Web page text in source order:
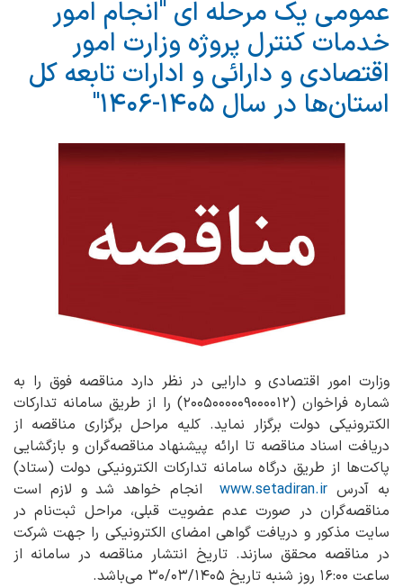
عمومی یک مرحله ای "انجام امور
خدمات کنترل پروژه وزارت امور
اقتصادی و دارائی و ادارات تابعه کل
استان‌ها در سال ۱۴۰۵-۱۴۰۶"
وزارت امور اقتصادی و دارایی در نظر دارد مناقصه فوق را به
شماره فراخوان (۲۰۰۵۰۰۰۰۰۹۰۰۰۰۱۲) را از طریق سامانه تدارکات
الکترونیکی دولت برگزار نماید. کلیه مراحل برگزاری مناقصه از
دریافت اسناد مناقصه تا ارائه پیشنهاد مناقصه‌گران و بازگشایی
پاکت‌ها از طریق درگاه سامانه تدارکات الکترونیکی دولت (ستاد)
به آدرس www.setadiran.irانجام خواهد شد و لازم است
مناقصه‌گران در صورت عدم عضویت قبلی، مراحل ثبت‌نام در
سایت مذکور و دریافت گواهی امضای الکترونیکی را جهت شرکت
در مناقصه محقق سازند. تاریخ انتشار مناقصه در سامانه از
ساعت ۱۶:۰۰ روز شنبه تاریخ ۳۰/۰۳/۱۴۰۵ می‌باشد.